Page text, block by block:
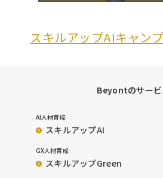
スキルアップAIキャン
Beyontのサービ
AI人材育成
スキルアップAI
GX人材育成
スキルアップGreen